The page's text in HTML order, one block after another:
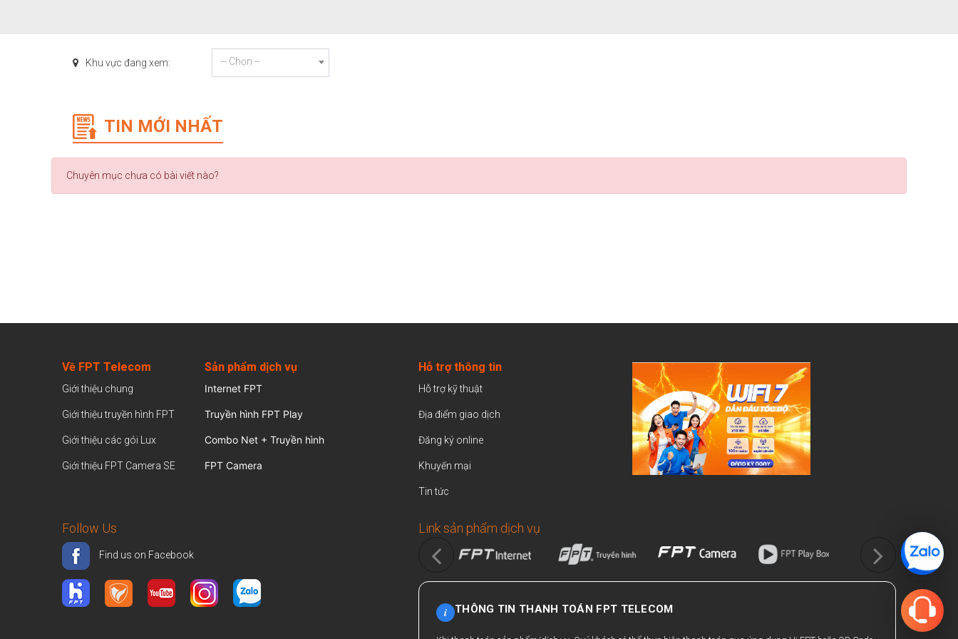
Khu vực đang xem: -- Chọn --
TIN MỚI NHẤT
Chuyên mục chưa có bài viết nào?
Về FPT Telecom
Giới thiệu chung
Giới thiệu truyền hình FPT
Giới thiệu các gói Lux
Giới thiệu FPT Camera SE
Sản phẩm dịch vụ
Internet FPT
Truyền hình FPT Play
Combo Net + Truyền hình
FPT Camera
Hỗ trợ thông tin
Hỗ trợ kỹ thuật
Địa điểm giao dịch
Đăng ký online
Khuyến mại
Tin tức
Follow Us
Find us on Facebook
Link sản phẩm dịch vụ
i THÔNG TIN THANH TOÁN FPT TELECOM